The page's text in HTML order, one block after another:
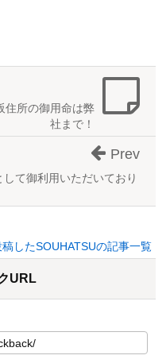
住所の御用命は弊
社まで！
て御利用いただいており
Prev
したSOUHATSUの記事一覧
URL